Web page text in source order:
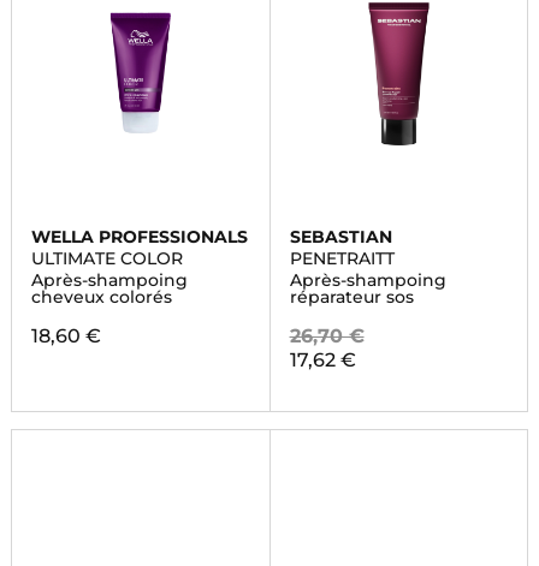
WELLA PROFESSIONALS
ULTIMATE COLOR
Après-shampoing
cheveux colorés
18,60 €
SEBASTIAN
PENETRAITT
Après-shampoing
réparateur sos
26,70 €
17,62 €